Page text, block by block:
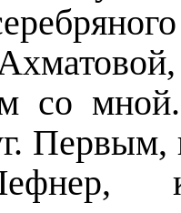
со
Первым,